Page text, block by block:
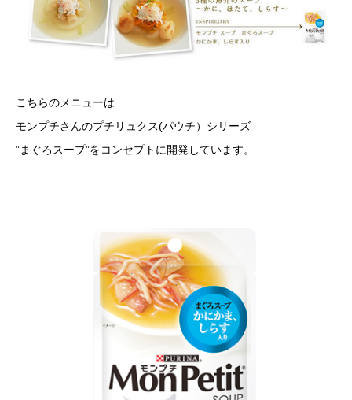
こちらのメニューは
モンプチさんのプチリュクス(パウチ）シリーズ
”まぐろスープ”をコンセプトに開発しています。